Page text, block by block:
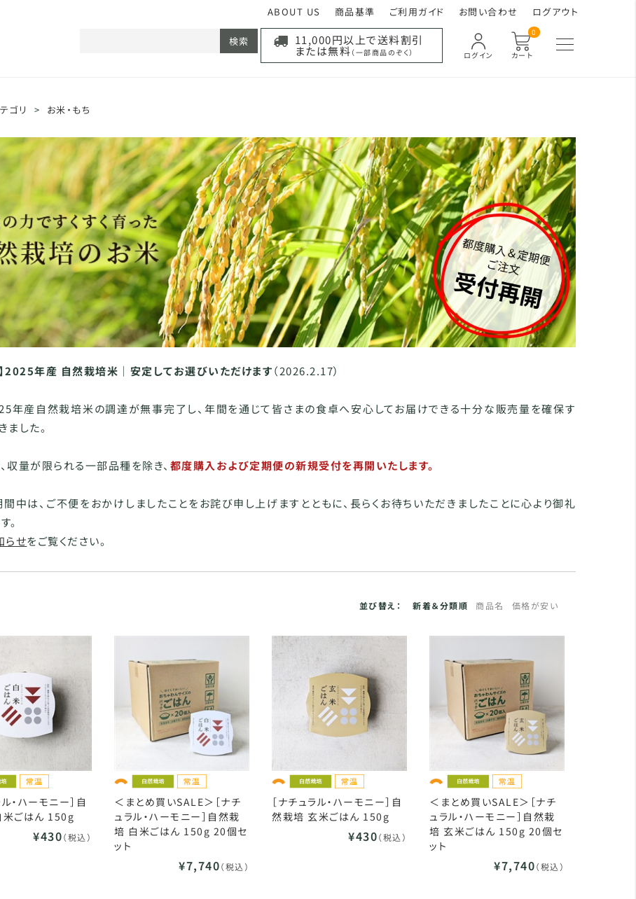
ABOUT US 商品基準 ご利用ガイド お問い合わせ ログアウト
カート
0
ログイン
11,000円以上で送料割引
または無料 （一部商品のぞく）
検索
ゴリ > お米・もち
2025年産 自然栽培米｜安定してお選びいただけます（2026.2.17）
年産自然栽培米の調達が無事完了し、年間を通じて皆さまの食卓へ安心してお届けできる十分な販売量を確保す
ました。
収量が限られる一部品種を除き、 都度購入および定期便の新規受付を再開いたします。
中は、ご不便をおかけしましたことをお詫び申し上げますとともに、長らくお待ちいただきましたことに心より御礼
。
らせをご覧ください。
並び替え： 新着＆分類順 商品名 価格が安い
ル・ハーモニー］自
ごはん 150g
¥430（税込）
＜まとめ買いSALE＞［ナチ
ュラル・ハーモニー］自然栽
培 白米ごはん 150g 20個セ
ット
¥7,740（税込）
［ナチュラル・ハーモニー］自
然栽培 玄米ごはん 150g
¥430（税込）
＜まとめ買いSALE＞［ナチ
ュラル・ハーモニー］自然栽
培 玄米ごはん 150g 20個セ
ット
¥7,740（税込）